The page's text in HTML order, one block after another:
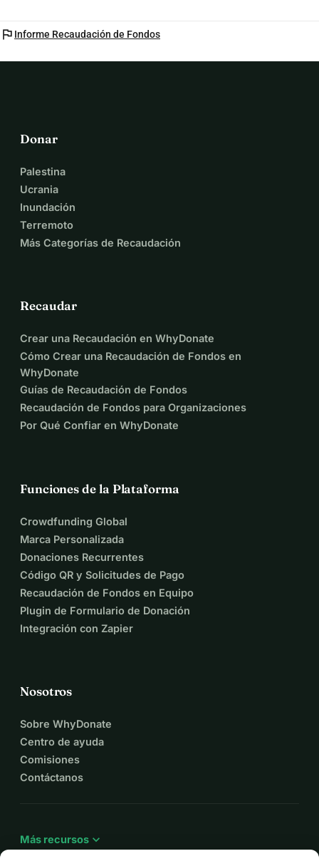
flag Informe Recaudación de Fondos
Donar
Palestina
Ucrania
Inundación
Terremoto
Más Categorías de Recaudación
Recaudar
Crear una Recaudación en WhyDonate
Cómo Crear una Recaudación de Fondos en
WhyDonate
Guías de Recaudación de Fondos
Recaudación de Fondos para Organizaciones
Por Qué Confiar en WhyDonate
Funciones de la Plataforma
Crowdfunding Global
Marca Personalizada
Donaciones Recurrentes
Código QR y Solicitudes de Pago
Recaudación de Fondos en Equipo
Plugin de Formulario de Donación
Integración con Zapier
Nosotros
Sobre WhyDonate
Centro de ayuda
Comisiones
Contáctanos
Más recursos expand_more